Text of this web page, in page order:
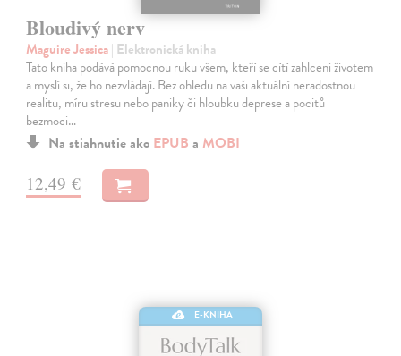
Bloudivý nerv
Maguire Jessica| Elektronická kniha
Tato kniha podává pomocnou ruku všem, kteří se cítí zahlceni životem
a myslí si, že ho nezvládají. Bez ohledu na vaši aktuální neradostnou
realitu, míru stresu nebo paniky či hloubku deprese a pocitů
bezmoci…
Na stiahnutie ako EPUB a MOBI
12,49 €
E-KNIHA